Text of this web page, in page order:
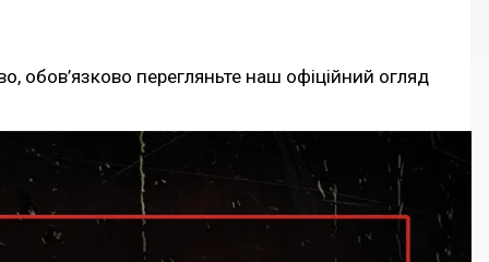
обов’язково перегляньте наш офіційний огляд